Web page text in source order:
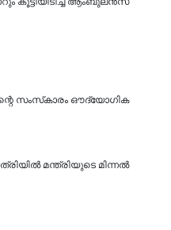
സംസ്‌കാരം ഔദ്യോഗിക
മന്ത്രിയുടെ മിന്നൽ